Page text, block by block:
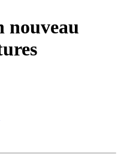
nouveau